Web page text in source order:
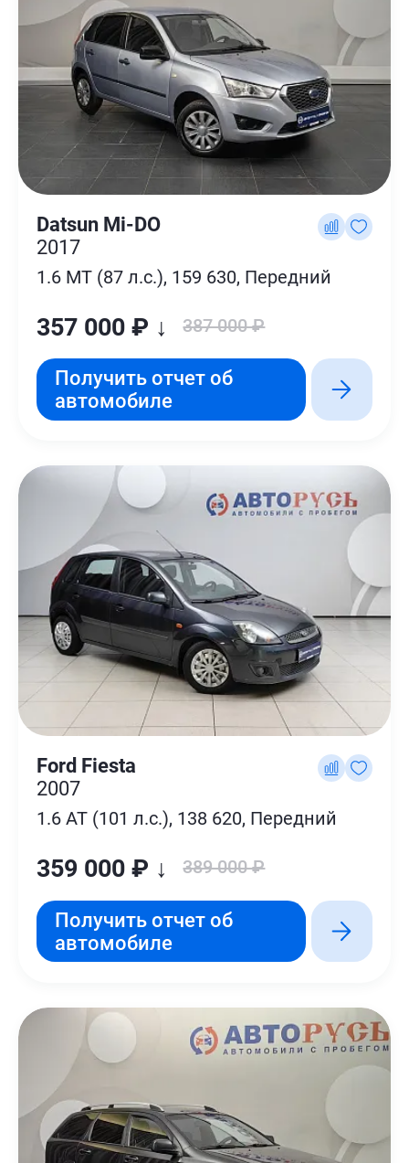
Datsun Mi-DO
2017
1.6 MT (87 л.с.), 159 630, Передний
357 000 ₽ ↓ 387 000 ₽
Получить отчет об
автомобиле
Ford Fiesta
2007
1.6 AT (101 л.с.), 138 620, Передний
359 000 ₽ ↓ 389 000 ₽
Получить отчет об
автомобиле